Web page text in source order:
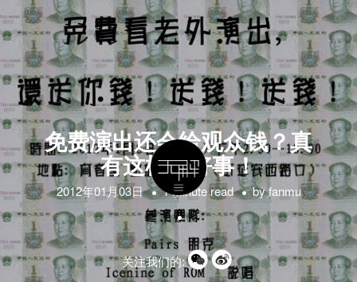
免费演出还会给观众钱？真
有这样的好事！
2012年01月03日 1 minute read byfanmu
关注我们的: